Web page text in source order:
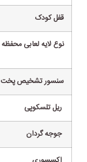
قفل کودک
نوع لایه لعابی محفظه
سنسور تشخیص پخت
ریل تلسکوپی
جوجه گردان